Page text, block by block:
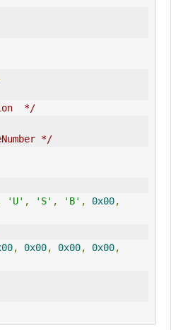
*/
*/
'U' , 'S' , 'B' , 0x00,
, 0x00, 0x00, 0x00,